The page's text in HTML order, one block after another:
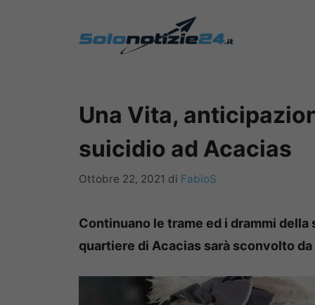
Una Vita,
suicidio ad Acacias
Ottobre 22, 2021 di FabioS
Continuano le trame ed i drammi
quartiere di Acacias sarà sconvolto